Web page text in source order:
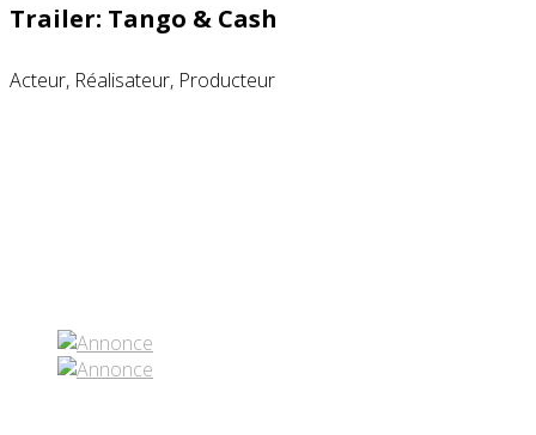
Trailer: Tango & Cash
Acteur, Réalisateur, Producteur